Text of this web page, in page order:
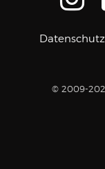
Datenschutz
© 2009-